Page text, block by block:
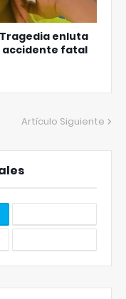
enluta
accidente fatal
Artículo Siguiente